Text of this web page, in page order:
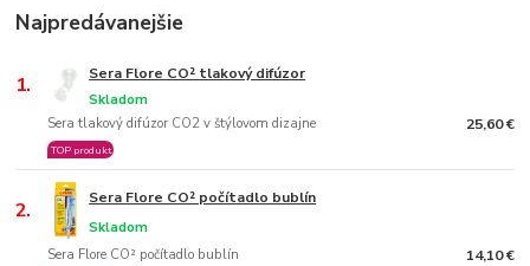
Najpredávanejšie
1. Sera Flore CO² tlakový difúzor
Sera tlakový difúzor CO2 v štýlovom dizajne
Skladom
TOP produkt
25,60 €
2. Sera Flore CO² počítadlo bublín
Sera Flore CO² počítadlo bublín
Skladom
14,10 €